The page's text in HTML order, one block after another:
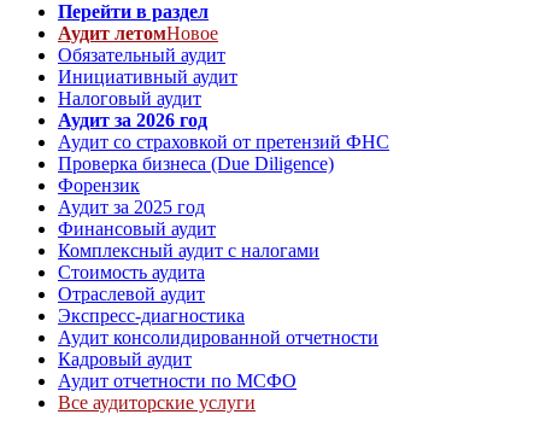
Перейти в раздел
Аудит летомНовое
Обязательный аудит
Инициативный аудит
Налоговый аудит
Аудит за 2026 год
Аудит со страховкой от претензий ФНС
Проверка бизнеса (Due Diligence)
Форензик
Аудит за 2025 год
Финансовый аудит
Комплексный аудит с налогами
Стоимость аудита
Отраслевой аудит
Экспресс-диагностика
Аудит консолидированной отчетности
Кадровый аудит
Аудит отчетности по МСФО
Все аудиторские услуги